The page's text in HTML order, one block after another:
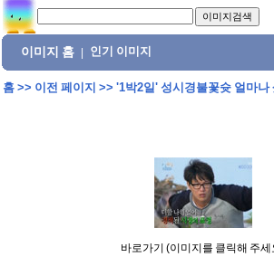
이미지 홈 인기 이미지
홈>> 이전 페이지 >> '1박2일' 성시경불꽃슛 얼마나
바로가기 (이미지를 클릭해 주세